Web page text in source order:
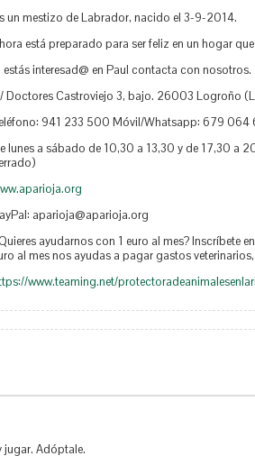
un mestizo de Labrador, nacido el 3-9-2014.
está preparado para ser feliz en un hogar
estás interesad@ en Paul contacta con nosotros.
Doctores Castroviejo 3, bajo. 26003 Logroño
941 233 500 Móvil/Whatsapp: 679 064
lunes a sábado de 10,30 a 13,30 y de 17,30 a
aparioja@aparioja.org
ayudarnos con 1 euro al mes? Inscríbete
al mes nos ayudas a pagar gastos
www.teaming.net/
jugar. Adóptale.